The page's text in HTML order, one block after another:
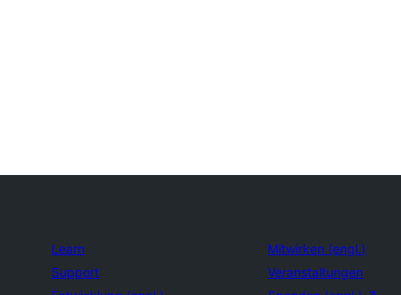
Learn
Support
Mitwirken (engl.)
Veranstaltungen